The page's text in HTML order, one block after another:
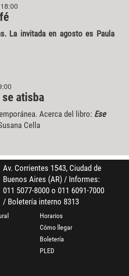
La invitada en agosto es Paula
atisba
Acerca del libro: Ese
Cella
Av. Corrientes 1543, Ciudad de
Buenos Aires (AR) / Informes:
011 5077-8000 o 011 6091-7000
/ Boletería interno 8313
Horarios
Cómo llegar
Boletería
PLED